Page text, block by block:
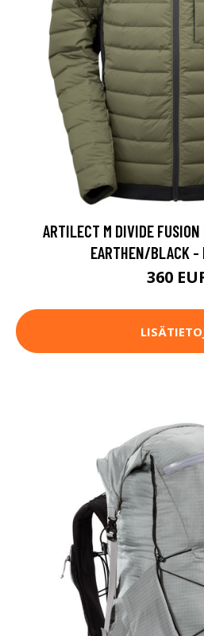
ARTILECT M DIVIDE
EARTHEN/BLACK -
360